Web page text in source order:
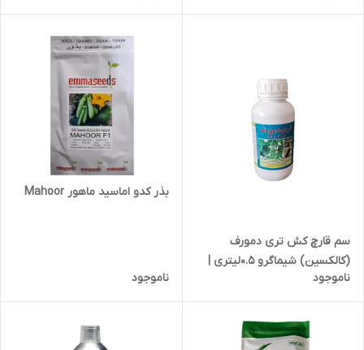
سم قارچ کش تری دمورف
(کالکسین) شیماگرو 0.5لیتری |
Terry Demorph
ناموجود
بذر کدو اماسید ماهور Mahoor
ناموجود